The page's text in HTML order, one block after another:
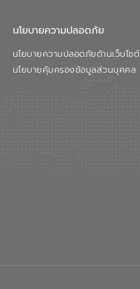
นโยบายความปลอดภัย
นโยบายความปลอดภัยด้านเว็บไซต์
นโยบายคุ้มครองข้อมูลส่วนบุคคล